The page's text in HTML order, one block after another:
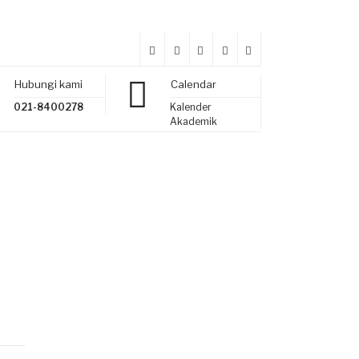
Hubungi kami
021-8400278
Calendar
Kalender
Akademik